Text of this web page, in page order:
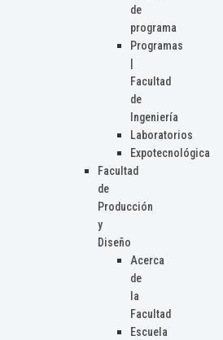
de
programa
Programas
Facultad
de
Ingeniería
Laboratorios
Expotecnológica
Facultad
de
Producción
y
Diseño
Acerca
de
la
Facultad
Escuela